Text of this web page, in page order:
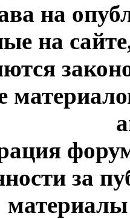
на
на
за